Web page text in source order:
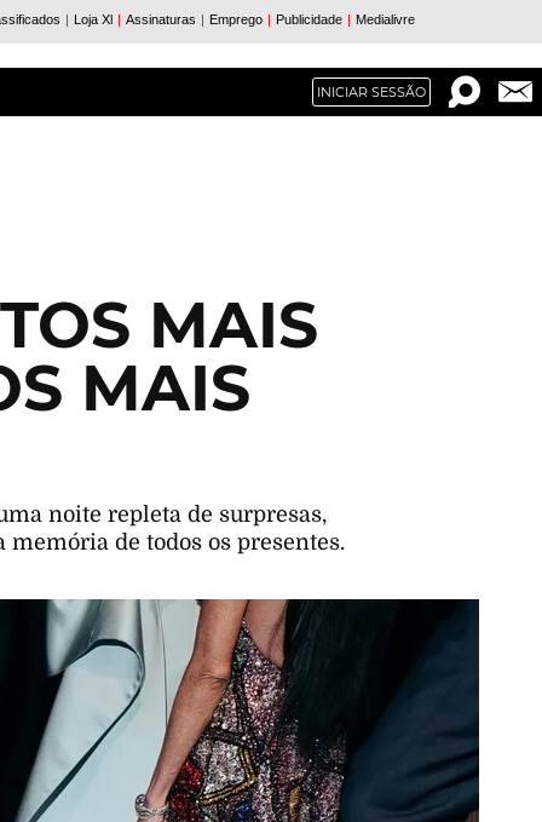
INICIAR SESSÃO
MAIS
MAIS
noite repleta de surpresas,
de todos os presentes.